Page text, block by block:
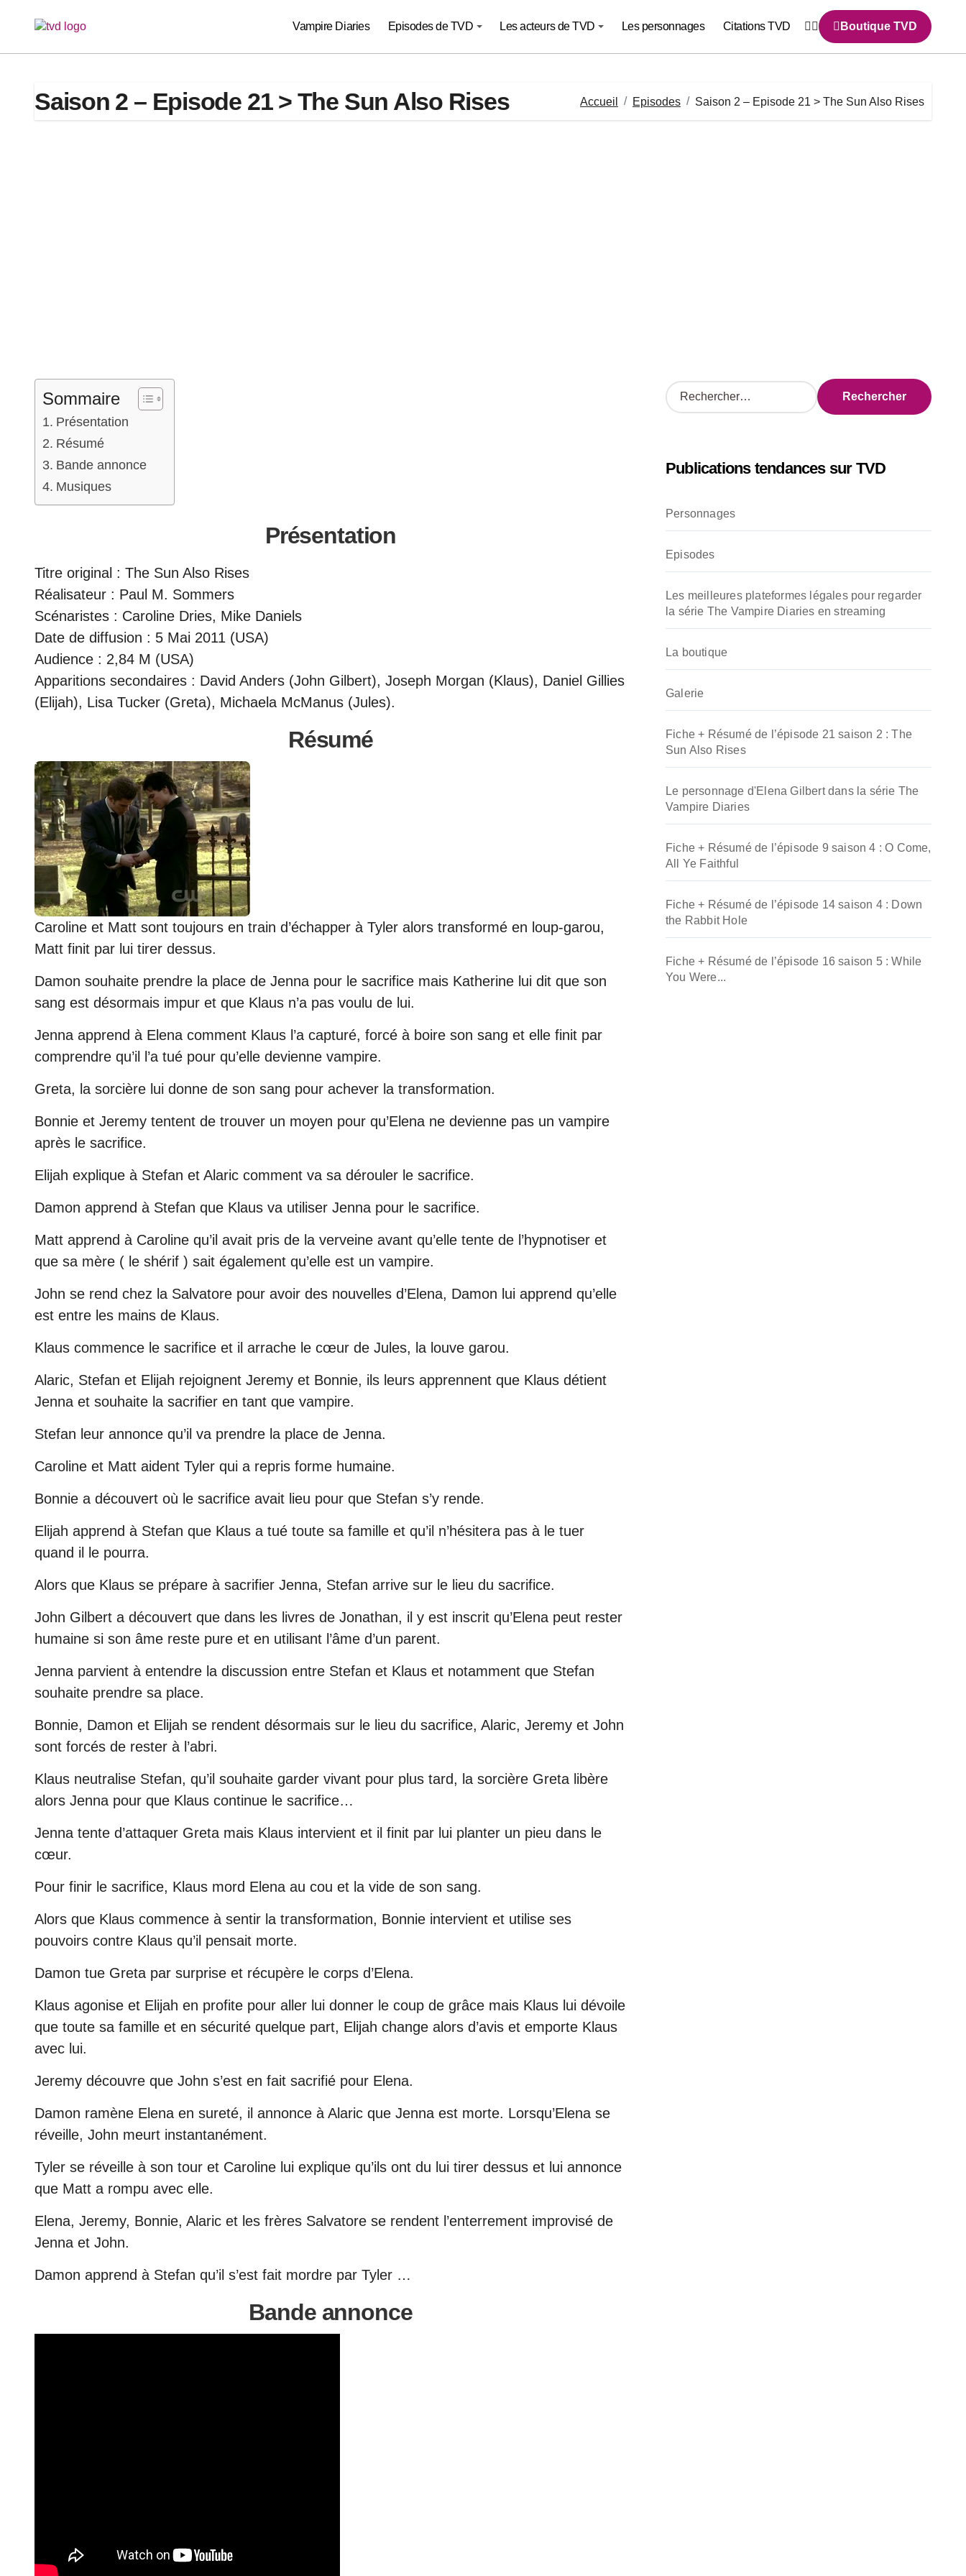
Vampire Diaries Episodes de TVD Les acteurs de TVD Les personnages Citations TVD Boutique TVD
Saison 2 – Episode 21 > The Sun Also Rises Accueil Episodes Saison 2 – Episode 21 > The Sun Also Rises
Sommaire
Présentation
Résumé
Bande annonce
Musiques
Présentation
Titre original : The Sun Also Rises
Réalisateur : Paul M. Sommers
Scénaristes : Caroline Dries, Mike Daniels
Date de diffusion : 5 Mai 2011 (USA)
Audience : 2,84 M (USA)
Apparitions secondaires : David Anders (John Gilbert), Joseph Morgan (Klaus), Daniel Gillies
(Elijah), Lisa Tucker (Greta), Michaela McManus (Jules).
Résumé
Caroline et Matt sont toujours en train d’échapper à Tyler alors transformé en loup-garou,
Matt finit par lui tirer dessus.
Damon souhaite prendre la place de Jenna pour le sacrifice mais Katherine lui dit que son
sang est désormais impur et que Klaus n’a pas voulu de lui.
Jenna apprend à Elena comment Klaus l’a capturé, forcé à boire son sang et elle finit par
comprendre qu’il l’a tué pour qu’elle devienne vampire.
Greta, la sorcière lui donne de son sang pour achever la transformation.
Bonnie et Jeremy tentent de trouver un moyen pour qu’Elena ne devienne pas un vampire
après le sacrifice.
Elijah explique à Stefan et Alaric comment va sa dérouler le sacrifice.
Damon apprend à Stefan que Klaus va utiliser Jenna pour le sacrifice.
Matt apprend à Caroline qu’il avait pris de la verveine avant qu’elle tente de l’hypnotiser et
que sa mère ( le shérif ) sait également qu’elle est un vampire.
John se rend chez la Salvatore pour avoir des nouvelles d’Elena, Damon lui apprend qu’elle
est entre les mains de Klaus.
Klaus commence le sacrifice et il arrache le cœur de Jules, la louve garou.
Alaric, Stefan et Elijah rejoignent Jeremy et Bonnie, ils leurs apprennent que Klaus détient
Jenna et souhaite la sacrifier en tant que vampire.
Stefan leur annonce qu’il va prendre la place de Jenna.
Caroline et Matt aident Tyler qui a repris forme humaine.
Bonnie a découvert où le sacrifice avait lieu pour que Stefan s’y rende.
Elijah apprend à Stefan que Klaus a tué toute sa famille et qu’il n’hésitera pas à le tuer
quand il le pourra.
Alors que Klaus se prépare à sacrifier Jenna, Stefan arrive sur le lieu du sacrifice.
John Gilbert a découvert que dans les livres de Jonathan, il y est inscrit qu’Elena peut rester
humaine si son âme reste pure et en utilisant l’âme d’un parent.
Jenna parvient à entendre la discussion entre Stefan et Klaus et notamment que Stefan
souhaite prendre sa place.
Bonnie, Damon et Elijah se rendent désormais sur le lieu du sacrifice, Alaric, Jeremy et John
sont forcés de rester à l’abri.
Klaus neutralise Stefan, qu’il souhaite garder vivant pour plus tard, la sorcière Greta libère
alors Jenna pour que Klaus continue le sacrifice…
Jenna tente d’attaquer Greta mais Klaus intervient et il finit par lui planter un pieu dans le
cœur.
Pour finir le sacrifice, Klaus mord Elena au cou et la vide de son sang.
Alors que Klaus commence à sentir la transformation, Bonnie intervient et utilise ses
pouvoirs contre Klaus qu’il pensait morte.
Damon tue Greta par surprise et récupère le corps d’Elena.
Klaus agonise et Elijah en profite pour aller lui donner le coup de grâce mais Klaus lui dévoile
que toute sa famille et en sécurité quelque part, Elijah change alors d’avis et emporte Klaus
avec lui.
Jeremy découvre que John s’est en fait sacrifié pour Elena.
Damon ramène Elena en sureté, il annonce à Alaric que Jenna est morte. Lorsqu’Elena se
réveille, John meurt instantanément.
Tyler se réveille à son tour et Caroline lui explique qu’ils ont du lui tirer dessus et lui annonce
que Matt a rompu avec elle.
Elena, Jeremy, Bonnie, Alaric et les frères Salvatore se rendent l’enterrement improvisé de
Jenna et John.
Damon apprend à Stefan qu’il s’est fait mordre par Tyler …
Bande annonce
R
e
r
e
r
:
Publications tendances sur TVD
Personnages
Episodes
Les meilleures plateformes légales pour regarder
la série The Vampire Diaries en streaming
La boutique
Galerie
Fiche + Résumé de l’épisode 21 saison 2 : The
Sun Also Rises
Le personnage d'Elena Gilbert dans la série The
Vampire Diaries
Fiche + Résumé de l’épisode 9 saison 4 : O Come,
All Ye Faithful
Fiche + Résumé de l’épisode 14 saison 4 : Down
the Rabbit Hole
Fiche + Résumé de l’épisode 16 saison 5 : While
You Were...